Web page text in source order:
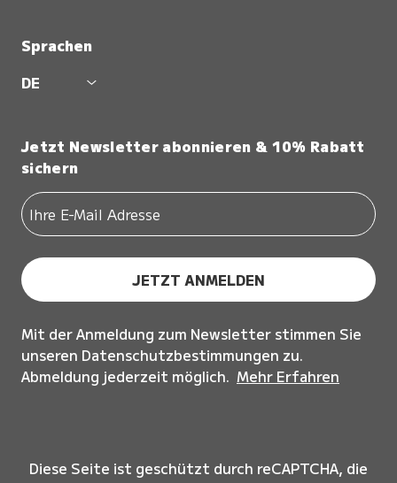
Sprachen
DE
Jetzt Newsletter abonnieren & 10% Rabatt
sichern
JETZT ANMELDEN
Mit der Anmeldung zum Newsletter stimmen Sie
unseren Datenschutzbestimmungen zu.
Abmeldung jederzeit möglich. Mehr Erfahren
Diese Seite ist geschützt durch reCAPTCHA, die